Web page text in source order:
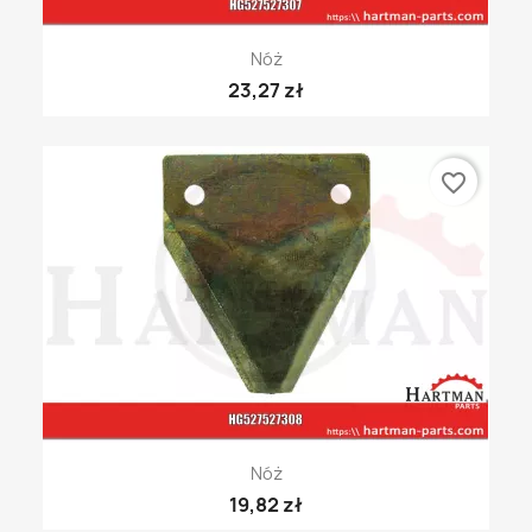
Nóż
23,27 zł
Nóż
19,82 zł
favorite_border